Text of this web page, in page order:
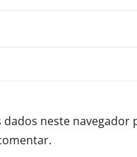
dados neste navegador